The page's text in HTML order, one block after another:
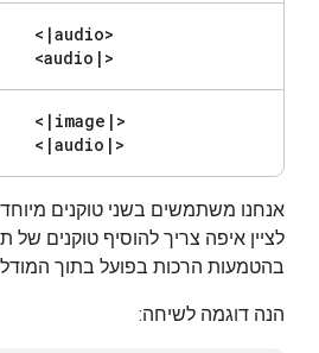
< |audio>
<audio | >
< | image | >
< |audio | >
אנחנו משתמשים בשני טוקנים
לציין איפה צריך להוסיף טוקנים של
בהטמעות הרכות בפועל בתוך
הנה דוגמה לשיחה: